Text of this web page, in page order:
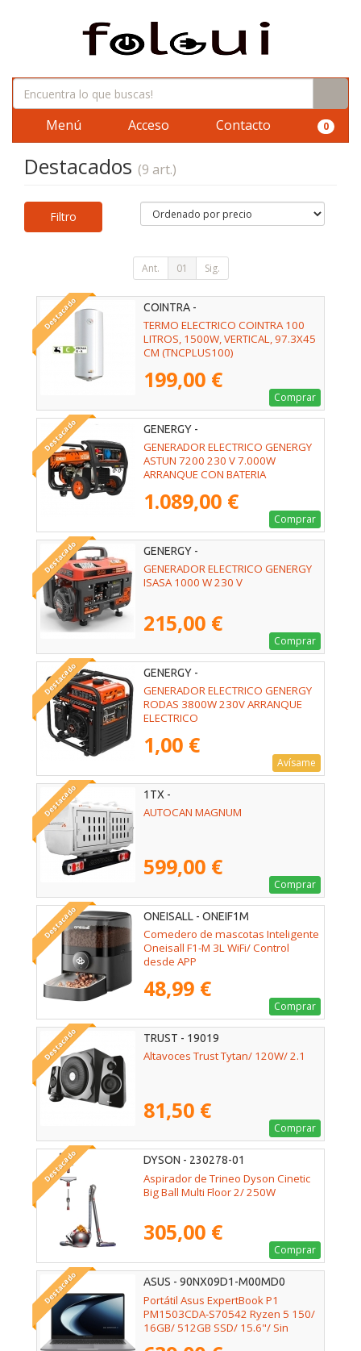
Menú Acceso Contacto 0
Destacados (9 art.)
Filtro
Ant. 01 Sig.
Destacado COINTRA -
TERMO ELECTRICO COINTRA 100
LITROS, 1500W, VERTICAL, 97.3X45
CM (TNCPLUS100)
199,00 €
Comprar
Destacado GENERGY -
GENERADOR ELECTRICO GENERGY
ASTUN 7200 230 V 7.000W
ARRANQUE CON BATERIA
1.089,00 €
Comprar
Destacado GENERGY -
GENERADOR ELECTRICO GENERGY
ISASA 1000 W 230 V
215,00 €
Comprar
Destacado GENERGY -
GENERADOR ELECTRICO GENERGY
RODAS 3800W 230V ARRANQUE
ELECTRICO
1,00 €
Avísame
Destacado 1TX -
AUTOCAN MAGNUM
599,00 €
Comprar
Destacado ONEISALL - ONEIF1M
Comedero de mascotas Inteligente
Oneisall F1-M 3L WiFi/ Control
desde APP
48,99 €
Comprar
Destacado TRUST - 19019
Altavoces Trust Tytan/ 120W/ 2.1
81,50 €
Comprar
Destacado DYSON - 230278-01
Aspirador de Trineo Dyson Cinetic
Big Ball Multi Floor 2/ 250W
305,00 €
Comprar
Destacado ASUS - 90NX09D1-M00MD0
Portátil Asus ExpertBook P1
PM1503CDA-S70542 Ryzen 5 150/
16GB/ 512GB SSD/ 15.6"/ Sin